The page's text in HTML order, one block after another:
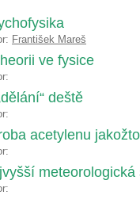
František Mareš
ve fysice
deště
acetylenu
meteorologická